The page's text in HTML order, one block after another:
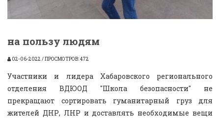
на пользу людям
02-06-2022 / ПРОСМОТРОВ: 472
Участники и лидера Хабаровского регионального
отделения ВДЮОД "Школа безопасности" не
прекращают сортировать гуманитарный груз для
жителей ДНР, ЛНР и доставлять необходимые вещи